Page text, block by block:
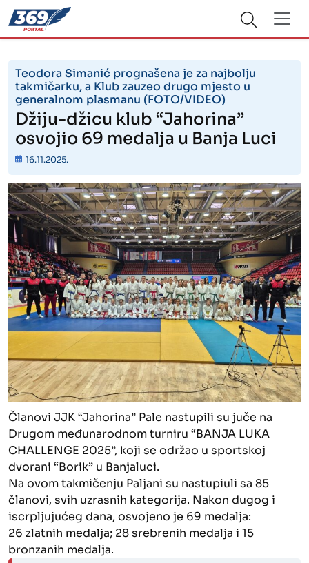
Teodora Simanić prognašena je za najbolju
takmičarku, a Klub zauzeo drugo mjesto u
generalnom plasmanu (FOTO/VIDEO)
Džiju-džicu klub “Jahorina”
osvojio 69 medalja u Banja Luci
16.11.2025.
Članovi JJK “Jahorina” Pale nastupili su juče na
Drugom međunarodnom turniru “BANJA LUKA
CHALLENGE 2025”, koji se održao u sportskoj
dvorani “Borik” u Banjaluci.
Na ovom takmičenju Paljani su nastupiuli sa 85
članovi, svih uzrasnih kategorija. Nakon dugog i
iscrpljujućeg dana, osvojeno je 69 medalja:
26 zlatnih medalja; 28 srebrenih medalja i 15
bronzanih medalja.